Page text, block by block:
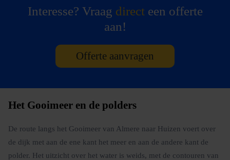
Interesse? Vraag directeen offerte
aan!
Offerte aanvragen
Het Gooimeer en de polders
De route langs het Gooimeer van Almere naar Huizen voert over
de dijk met aan de ene kant het meer en aan de andere kant de
polder. Het uitzicht over het water is weids, met de contouren van